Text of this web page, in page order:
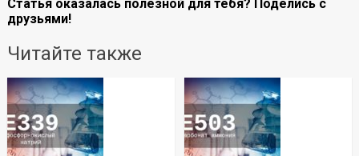
Статья оказалась полезной для тебя? Поделись с
друзьями!
Читайте также